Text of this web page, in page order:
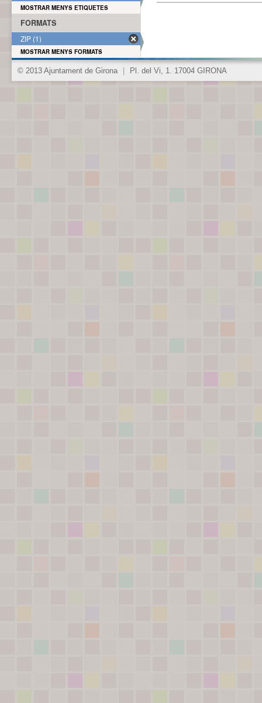
MOSTRAR MENYS ETIQUETES
FORMATS
ZIP (1)
MOSTRAR MENYS FORMATS
© 2013 Ajuntament de Girona Pl. del Vi, 1. 17004 GIRONA